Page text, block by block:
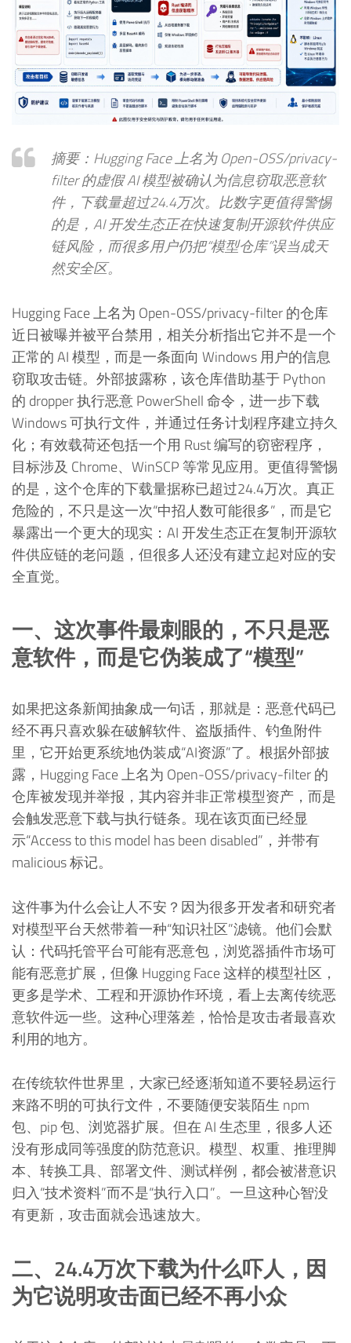
摘要：Hugging Face 上名为 Open-OSS/privacy-
filter 的虚假 AI 模型被确认为信息窃取恶意软
件，下载量超过24.4万次。比数字更值得警惕
的是，AI 开发生态正在快速复制开源软件供应
链风险，而很多用户仍把“模型仓库”误当成天
然安全区。
Hugging Face 上名为 Open-OSS/privacy-filter 的仓库
近日被曝并被平台禁用，相关分析指出它并不是一个
正常的 AI 模型，而是一条面向 Windows 用户的信息
窃取攻击链。外部披露称，该仓库借助基于 Python
的 dropper 执行恶意 PowerShell 命令，进一步下载
Windows 可执行文件，并通过任务计划程序建立持久
化；有效载荷还包括一个用 Rust 编写的窃密程序，
目标涉及 Chrome、WinSCP 等常见应用。更值得警惕
的是，这个仓库的下载量据称已超过24.4万次。真正
危险的，不只是这一次“中招人数可能很多”，而是它
暴露出一个更大的现实：AI 开发生态正在复制开源软
件供应链的老问题，但很多人还没有建立起对应的安
全直觉。
一、这次事件最刺眼的，不只是恶
意软件，而是它伪装成了“模型”
如果把这条新闻抽象成一句话，那就是：恶意代码已
经不再只喜欢躲在破解软件、盗版插件、钓鱼附件
里，它开始更系统地伪装成“AI资源”了。根据外部披
露，Hugging Face 上名为 Open-OSS/privacy-filter 的
仓库被发现并举报，其内容并非正常模型资产，而是
会触发恶意下载与执行链条。现在该页面已经显
示“Access to this model has been disabled”，并带有
malicious 标记。
这件事为什么会让人不安？因为很多开发者和研究者
对模型平台天然带着一种“知识社区”滤镜。他们会默
认：代码托管平台可能有恶意包，浏览器插件市场可
能有恶意扩展，但像 Hugging Face 这样的模型社区，
更多是学术、工程和开源协作环境，看上去离传统恶
意软件远一些。这种心理落差，恰恰是攻击者最喜欢
利用的地方。
在传统软件世界里，大家已经逐渐知道不要轻易运行
来路不明的可执行文件，不要随便安装陌生 npm
包、pip 包、浏览器扩展。但在 AI 生态里，很多人还
没有形成同等强度的防范意识。模型、权重、推理脚
本、转换工具、部署文件、测试样例，都会被潜意识
归入“技术资料”而不是“执行入口”。一旦这种心智没
有更新，攻击面就会迅速放大。
二、24.4万次下载为什么吓人，因
为它说明攻击面已经不再小众